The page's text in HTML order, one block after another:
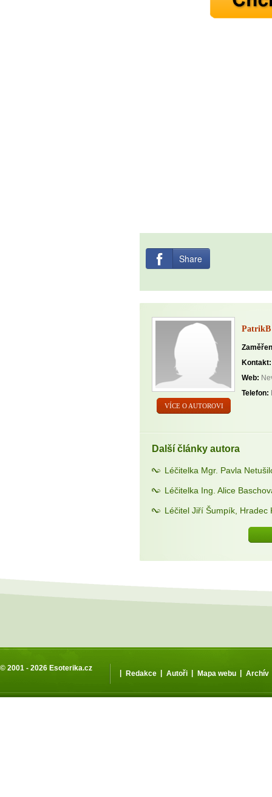
Share
VÍCE O AUTOROVI
PatrikB
Kontakt:
Web:
Telefon:
Další články autora
Léčitelka Mgr. Pavla
Léčitelka Ing. Alice
Léčitel Jiří Šumpík, Hradec
© 2001 - 2026 Esoterika.cz
| Redakce | Autoři | Mapa webu | Archív